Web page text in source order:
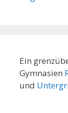
Ein
Gymnasien
und